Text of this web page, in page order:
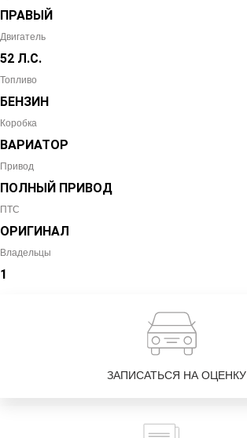
ПРАВЫЙ
Двигатель
52 Л.С.
Топливо
БЕНЗИН
Коробка
ВАРИАТОР
Привод
ПОЛНЫЙ ПРИВОД
ПТС
ОРИГИНАЛ
Владельцы
1
ЗАПИСАТЬСЯ НА ОЦЕНКУ